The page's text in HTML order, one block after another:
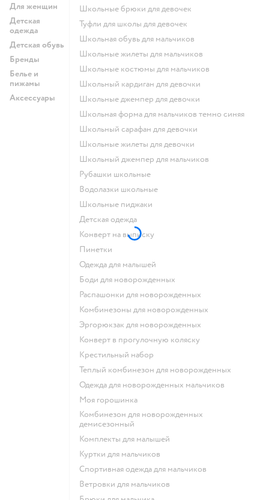
Для женщин
Детская
одежда
Детская обувь
Бренды
Белье и
пижамы
Аксессуары
Школьные брюки для девочек
Туфли для школы для девочек
Школьная обувь для мальчиков
Школьные жилеты для мальчиков
Школьные костюмы для мальчиков
Школьный кардиган для девочки
Школьные джемпер для девочки
Школьная форма для мальчиков темно синяя
Школьный сарафан для девочки
Школьные жилеты для девочки
Школьный джемпер для мальчиков
Рубашки школьные
Водолазки школьные
Школьные пиджаки
Детская одежда
Конверт на выписку
Пинетки
Одежда для малышей
Боди для новорожденных
Распашонки для новорожденных
Комбинезоны для новорожденных
Эргорюкзак для новорожденных
Конверт в прогулочную коляску
Крестильный набор
Теплый комбинезон для новорожденных
Одежда для новорожденных мальчиков
Моя горошинка
Комбинезон для новорожденных
демисезонный
Комплекты для малышей
Куртки для мальчиков
Спортивная одежда для мальчиков
Ветровки для мальчиков